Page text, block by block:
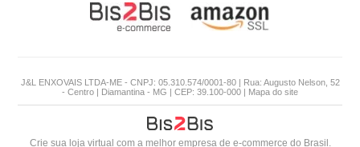
J&L ENXOVAIS LTDA-ME - CNPJ: 05.310.574/0001-80 | Rua: Augusto Nelson, 52
- Centro | Diamantina - MG | CEP: 39.100-000 | Mapa do site
Crie sua loja virtual com a melhor empresa de e-commerce do Brasil.